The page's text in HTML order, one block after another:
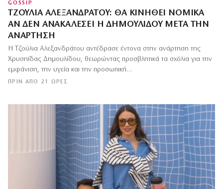
GOSSIP
ΤΖΟΎΛΙΑ ΑΛΕΞΑΝΔΡΆΤΟΥ: ΘΑ ΚΙΝΗΘΕΊ ΝΟΜΙΚΆ
ΑΝ ΔΕΝ ΑΝΑΚΑΛΈΣΕΙ Η ΔΗΜΟΥΛΊΔΟΥ ΜΕΤΆ ΤΗΝ
ΑΝΆΡΤΗΣΗ
ΠΡΙΝ ΑΠΌ 21 ΏΡΕΣ
Η Τζούλια Αλεξανδράτου αντέδρασε έντονα στην ανάρτηση της
Χρυσηίδας Δημουλίδου, θεωρώντας προσβλητικά τα σχόλια για την
εμφάνιση, την υγεία και την προσωπική…